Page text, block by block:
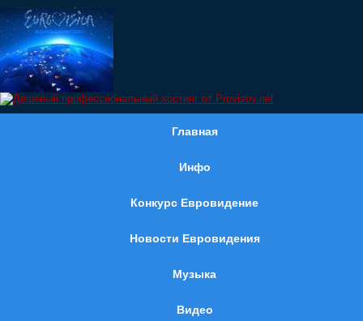
Главная
Инфо
Конкурс Евровидение
Новости Евровидения
Музыка
Видео